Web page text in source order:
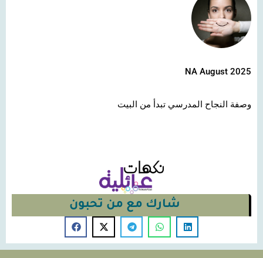
NA August 2025
وصفة النجاح المدرسي تبدأ من البيت
شارك مع من تحبون